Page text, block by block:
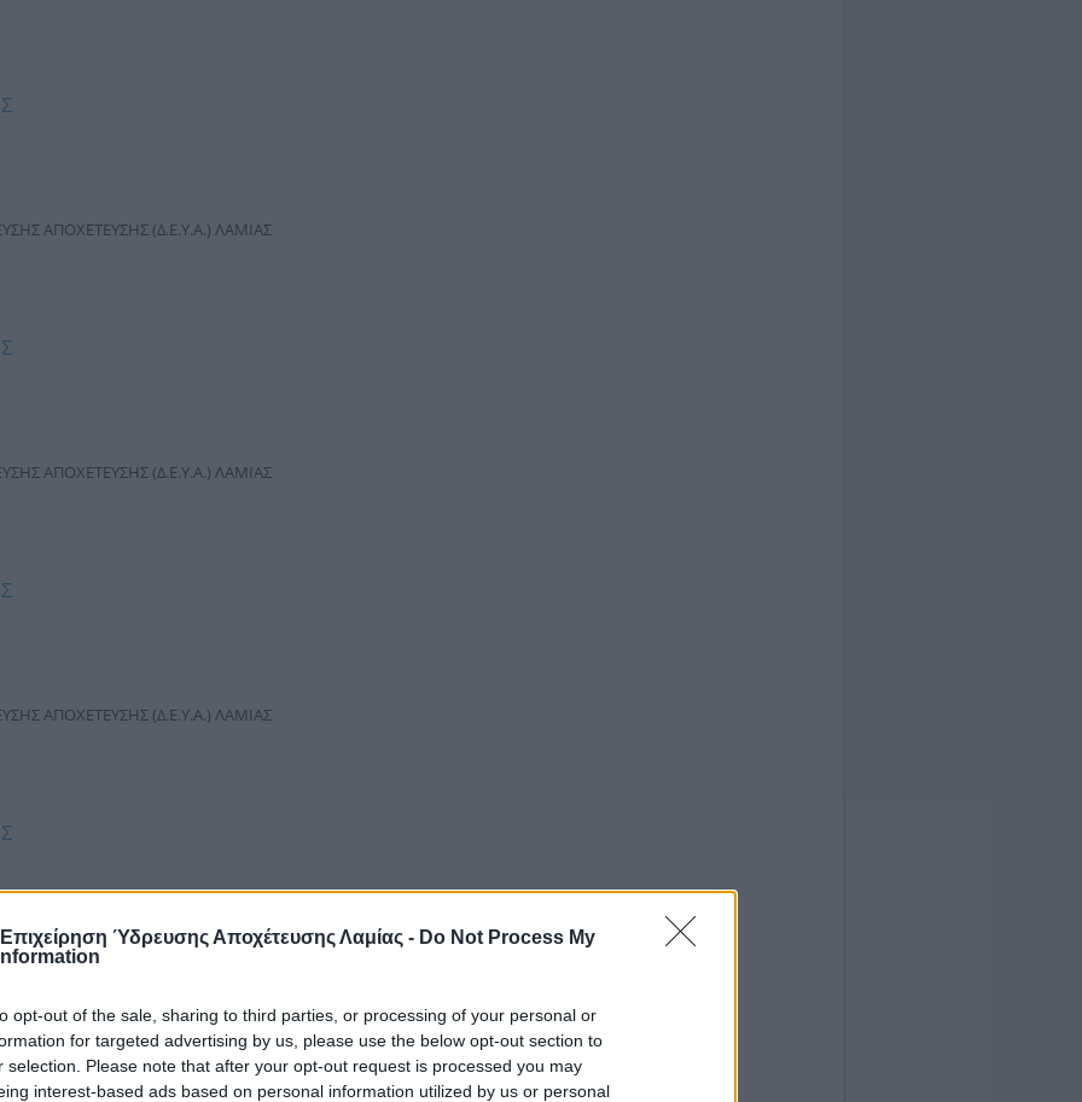
Ύδρευσης Αποχέτευσης Λαμίας - Do Not Process My
opt-out of the sale, sharing to third parties, or processing of your personal or
for targeted advertising by us, please use the below opt-out section to
selection. Please note that after your opt-out request is processed you may
interest-based ads based on personal information utilized by us or personal
ΑΠΟΧΕΤΕΥΣΗΣ (Δ.Ε.Υ.Α.) ΛΑΜΙΑΣ
ΑΠΟΧΕΤΕΥΣΗΣ (Δ.Ε.Υ.Α.) ΛΑΜΙΑΣ
ΑΠΟΧΕΤΕΥΣΗΣ (Δ.Ε.Υ.Α.) ΛΑΜΙΑΣ
ΑΠΟΧΕΤΕΥΣΗΣ (Δ.Ε.Υ.Α.) ΛΑΜΙΑΣ